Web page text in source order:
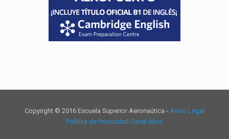
Copyright © 2016 Escuela Superior Aeronaútica - Aviso Legal
Política de Privacidad Canal ético